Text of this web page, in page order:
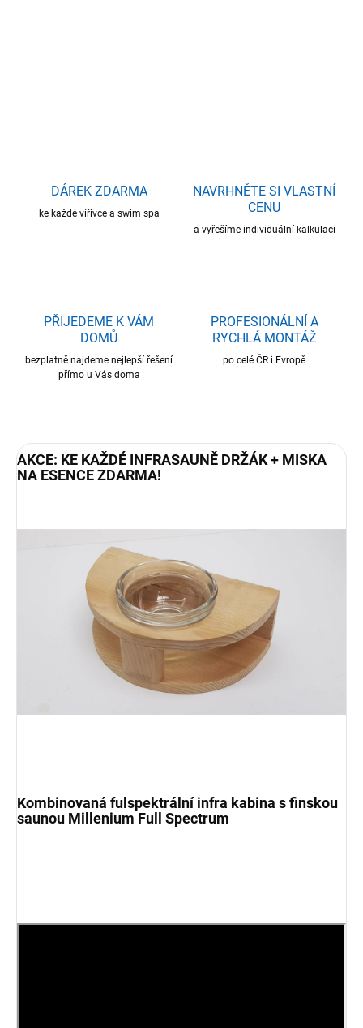
DÁREK ZDARMA
ke každé vířivce a swim spa
NAVRHNĚTE SI VLASTNÍ
CENU
a vyřešíme individuální kalkulaci
PŘIJEDEME K VÁM
DOMŮ
bezplatně najdeme nejlepší řešení
přímo u Vás doma
PROFESIONÁLNÍ A
RYCHLÁ MONTÁŽ
po celé ČR i Evropě
AKCE: KE KAŽDÉ INFRASAUNĚ DRŽÁK + MISKA
NA ESENCE ZDARMA!
Kombinovaná fulspektrální infra kabina s finskou
saunou Millenium Full Spectrum